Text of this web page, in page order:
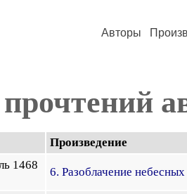
Авторы
Произведение
1468
6. Разоблачение